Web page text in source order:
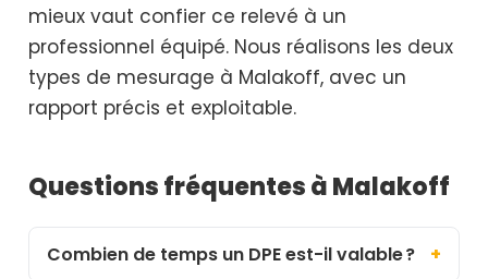
mieux vaut confier ce relevé à un
professionnel équipé. Nous réalisons les deux
types de mesurage à Malakoff, avec un
rapport précis et exploitable.
Questions fréquentes à Malakoff
Combien de temps un DPE est-il valable ?